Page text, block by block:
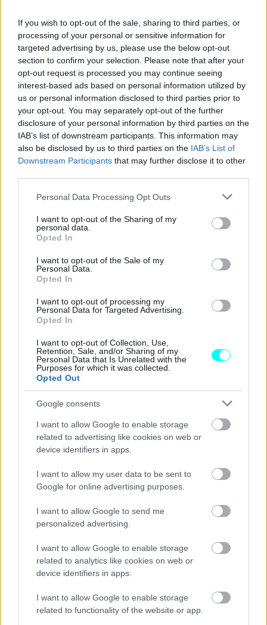
If you wish to opt-out of the sale, sharing to third parties, or
processing of your personal or sensitive information for
targeted advertising by us, please use the below opt-out
section to confirm your selection. Please note that after your
opt-out request is processed you may continue seeing
interest-based ads based on personal information utilized by
us or personal information disclosed to third parties prior to
your opt-out. You may separately opt-out of the further
disclosure of your personal information by third parties on the
IAB’s list of downstream participants. This information may
also be disclosed by us to third parties on the IAB’s List of
Downstream Participants that may further disclose it to other
Please note that this website/app uses one or more Google
not limited to your visit or usage behaviour. You may click to
grant or deny consent to Google and its third-party tags to
use your data for below specified purposes in below Google
consent section.
Personal Data Processing Opt Outs
I want to opt-out of the Sharing of my
personal data.
Opted In
I want to opt-out of the Sale of my
Personal Data.
Opted In
I want to opt-out of processing my
Personal Data for Targeted Advertising.
Opted In
I want to opt-out of Collection, Use,
Retention, Sale, and/or Sharing of my
Personal Data that Is Unrelated with the
Purposes for which it was collected.
Opted Out
Google consents
I want to allow Google to enable storage
related to advertising like cookies on web or
device identifiers in apps.
I want to allow my user data to be sent to
Google for online advertising purposes.
I want to allow Google to send me
personalized advertising.
I want to allow Google to enable storage
related to analytics like cookies on web or
device identifiers in apps.
I want to allow Google to enable storage
related to functionality of the website or app.
μανιφέστο της προόδου και της τεχνολογίας».
Ο σχεδιασμός της νέας Delta, σύμφωνα με δημοσιεύματα,
θα διατηρήσει τη hatchback σιλουέτα αλλά
που
μεσουρανούσε τη δεκαετία του '80 στο Παγκόσμιο
τεχνολογίες της ηλεκτροκίνησης και ποιοτικά
υλικά που θα βρίσκονται στις παρυφές του premium
Ενδέχεται, μάλιστα, να πάρει και μια Crossover μορφή
στο πρότυπο του Peugeot 2008.